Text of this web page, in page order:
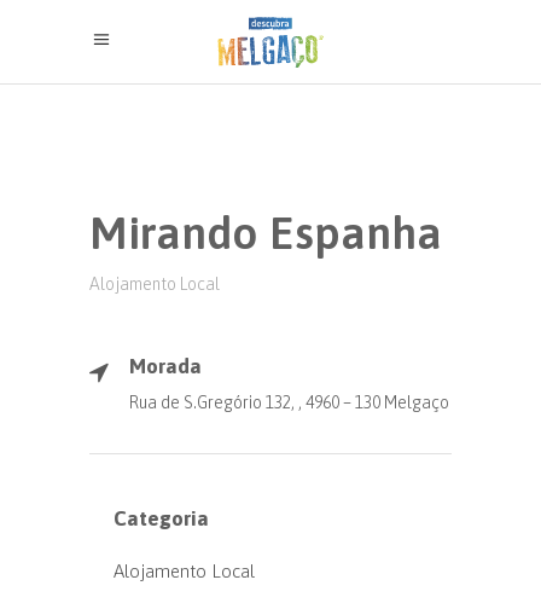
Mirando Espanha
Alojamento Local
Morada
Rua de S.Gregório 132, , 4960 – 130 Melgaço
Categoria
Alojamento Local